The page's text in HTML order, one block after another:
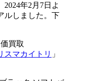
年2月7日よ
ルしました。下
買取
スマカイトリ 」